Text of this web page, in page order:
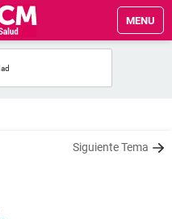
MENU
Siguiente Tema